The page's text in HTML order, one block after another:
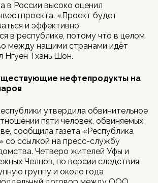
в России высоко оценил
«Проект будет
и эффективно
в республике, потому что в целом
между нашими странами идёт
Нгуен Тхань Шон.
нефтепродукты на
утвердила обвинительное
пяти человек, обвиняемых
сообщила газета «Республика
со ссылкой на пресс-службу
Четверо жителей Уфы и
Челнов, по версии следствия,
группу и около года